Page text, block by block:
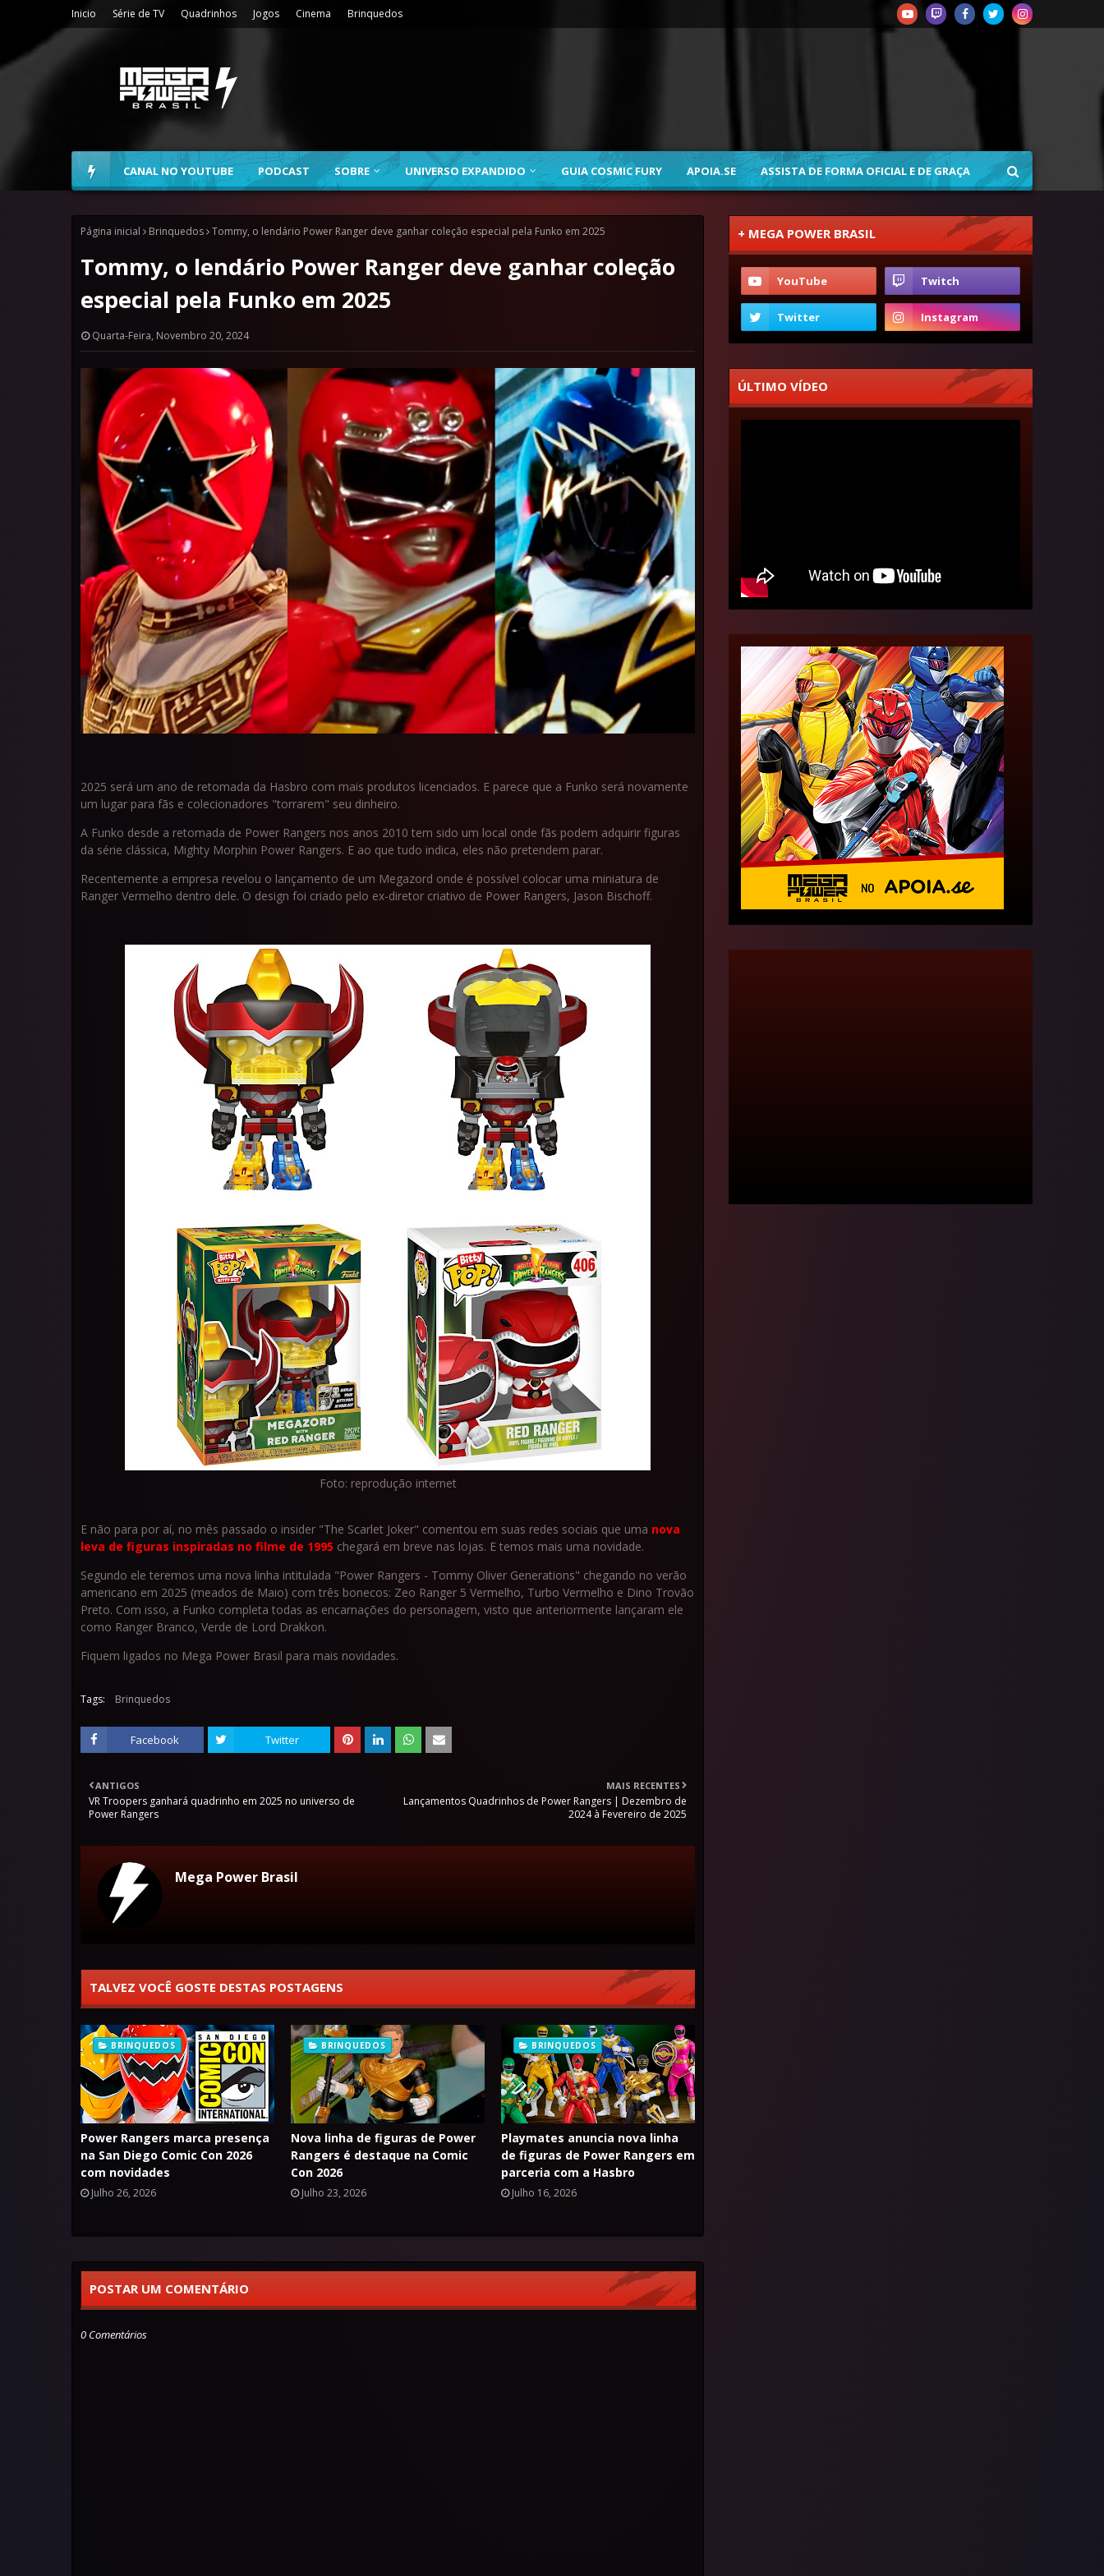
Inicio Série de TV Quadrinhos Jogos Cinema Brinquedos
CANAL NO YOUTUBE PODCAST SOBRE UNIVERSO EXPANDIDO GUIA COSMIC FURY APOIA.SE ASSISTA DE FORMA OFICIAL E DE GRAÇA
Página inicial Brinquedos Tommy, o lendário Power Ranger deve ganhar coleção especial pela Funko em 2025
Tommy, o lendário Power Ranger deve ganhar coleção
especial pela Funko em 2025
Quarta-Feira, Novembro 20, 2024
2025 será um ano de retomada da Hasbro com mais produtos licenciados. E parece que a Funko será novamente
um lugar para fãs e colecionadores "torrarem" seu dinheiro.
A Funko desde a retomada de Power Rangers nos anos 2010 tem sido um local onde fãs podem adquirir figuras
da série clássica, Mighty Morphin Power Rangers. E ao que tudo indica, eles não pretendem parar.
Recentemente a empresa revelou o lançamento de um Megazord onde é possível colocar uma miniatura de
Ranger Vermelho dentro dele. O design foi criado pelo ex-diretor criativo de Power Rangers, Jason Bischoff.
Foto: reprodução internet
E não para por aí, no mês passado o insider "The Scarlet Joker" comentou em suas redes sociais que uma nova
leva de figuras inspiradas no filme de 1995 chegará em breve nas lojas. E temos mais uma novidade.
Segundo ele teremos uma nova linha intitulada "Power Rangers - Tommy Oliver Generations" chegando no verão
americano em 2025 (meados de Maio) com três bonecos: Zeo Ranger 5 Vermelho, Turbo Vermelho e Dino Trovão
Preto. Com isso, a Funko completa todas as encarnações do personagem, visto que anteriormente lançaram ele
como Ranger Branco, Verde de Lord Drakkon.
Fiquem ligados no Mega Power Brasil para mais novidades.
Tags: Brinquedos
Facebook Twitter
MAIS RECENTES
Lançamentos Quadrinhos de Power Rangers | Dezembro de
2024 à Fevereiro de 2025
ANTIGOS
VR Troopers ganhará quadrinho em 2025 no universo de
Power Rangers
Mega Power Brasil
TALVEZ VOCÊ GOSTE DESTAS POSTAGENS
BRINQUEDOS
Power Rangers marca presença
na San Diego Comic Con 2026
com novidades
Julho 26, 2026
BRINQUEDOS
Nova linha de figuras de Power
Rangers é destaque na Comic
Con 2026
Julho 23, 2026
BRINQUEDOS
Playmates anuncia nova linha
de figuras de Power Rangers em
parceria com a Hasbro
Julho 16, 2026
POSTAR UM COMENTÁRIO
0 Comentários
+ MEGA POWER BRASIL
ÚLTIMO VÍDEO